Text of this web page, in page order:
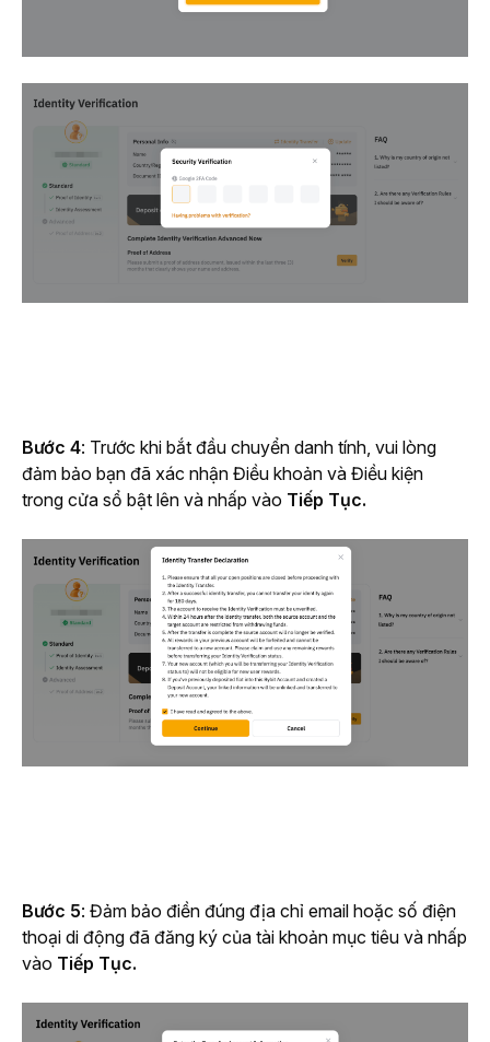
Bước 4: Trước khi bắt đầu chuyển danh tính, vui lòng
đảm bảo bạn đã xác nhận Điều khoản và Điều kiện
trong cửa sổ bật lên và nhấp vào Tiếp Tục.
Bước 5: Đảm bảo điền đúng địa chỉ email hoặc số điện
thoại di động đã đăng ký của tài khoản mục tiêu và nhấp
vào Tiếp Tục.